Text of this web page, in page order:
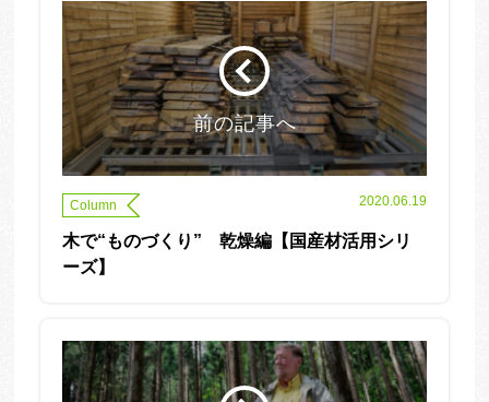
前の記事へ
Column 2020.06.19
木で“ものづくり” 乾燥編【国産材活用シリ
ーズ】